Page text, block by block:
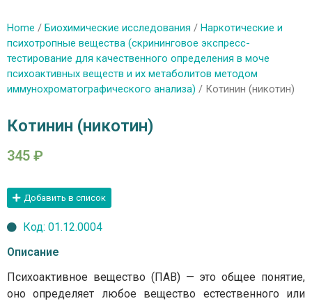
Home / Биохимические исследования / Наркотические и
психотропные вещества (скрининговое экспресс-
тестирование для качественного определения в моче
психоактивных веществ и их метаболитов методом
иммунохроматографического анализа) / Котинин (никотин)
Котинин (никотин)
345 ₽
Добавить в список
Код: 01.12.0004
Описание
Психоактивное вещество (ПАВ) — это общее понятие,
оно определяет любое вещество естественного или